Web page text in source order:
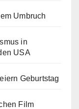
Umbruch
in
USA
Geburtstag
Film